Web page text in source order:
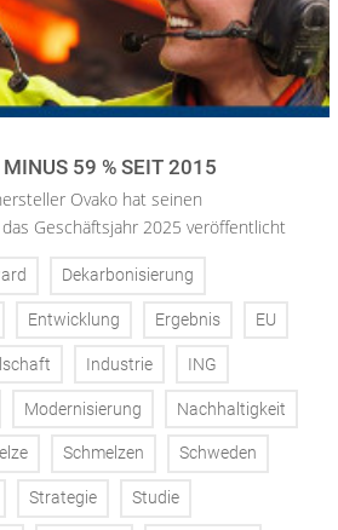
59 % SEIT 2015
Ovako hat seinen
Geschäftsjahr 2025 veröffentlicht
Dekarbonisierung
Entwicklung Ergebnis EU
Industrie ING
Modernisierung Nachhaltigkeit
Schmelzen Schweden
Strategie Studie